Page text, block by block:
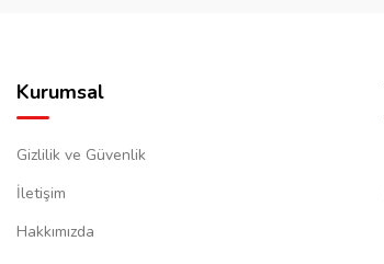
Kurumsal
Gizlilik ve Güvenlik
İletişim
Hakkımızda